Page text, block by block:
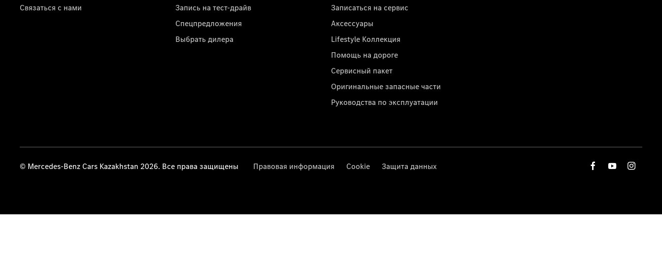
Связаться с нами
Запись на тест-драйв
Спецпредложения
Выбрать дилера
Записаться на сервис
Аксессуары
Lifestyle Коллекция
Помощь на дороге
Сервисный пакет
Оригинальные запасные части
Руководства по эксплуатации
© Mercedes-Benz Cars Kazakhstan 2026. Все права защищены Правовая информация Cookie Защита данных